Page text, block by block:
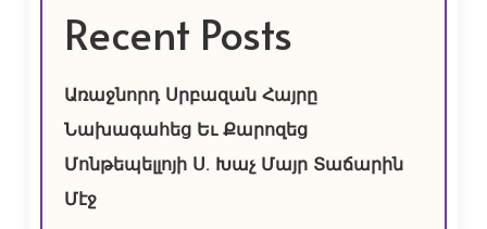
Recent Posts
Առաջնորդ Սրբազան Հայրը
Նախագահեց Եւ Քարոզեց
Մոնթեպելլոյի Ս. Խաչ Մայր Տաճարին
Մէջ